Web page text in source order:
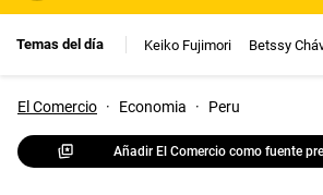
Temas del día Keiko Fujimori Betssy
El Comercio · Economia · Peru
Añadir El Comercio como fuente